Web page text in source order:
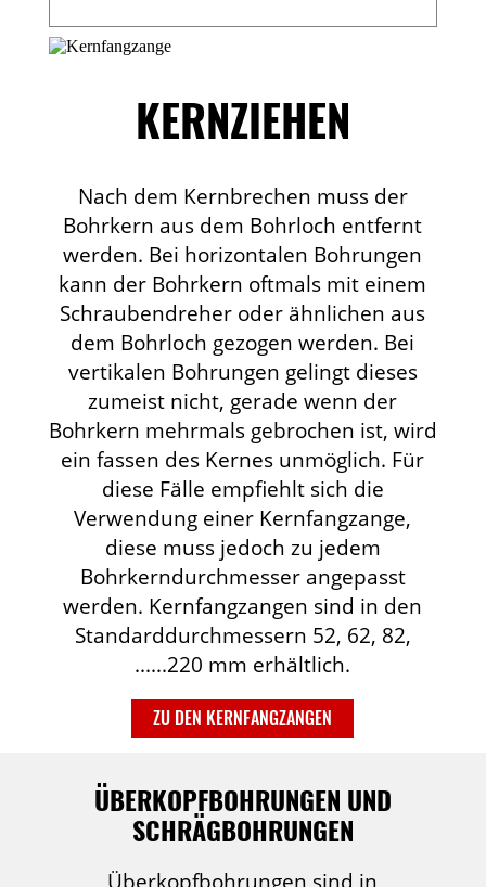
KERNZIEHEN
Nach dem Kernbrechen muss der
Bohrkern aus dem Bohrloch entfernt
werden. Bei horizontalen Bohrungen
kann der Bohrkern oftmals mit einem
Schraubendreher oder ähnlichen aus
dem Bohrloch gezogen werden. Bei
vertikalen Bohrungen gelingt dieses
zumeist nicht, gerade wenn der
Bohrkern mehrmals gebrochen ist, wird
ein fassen des Kernes unmöglich. Für
diese Fälle empfiehlt sich die
Verwendung einer Kernfangzange,
diese muss jedoch zu jedem
Bohrkerndurchmesser angepasst
werden. Kernfangzangen sind in den
Standarddurchmessern 52, 62, 82,
......220 mm erhältlich.
ZU DEN KERNFANGZANGEN
ÜBERKOPFBOHRUNGEN UND
SCHRÄGBOHRUNGEN